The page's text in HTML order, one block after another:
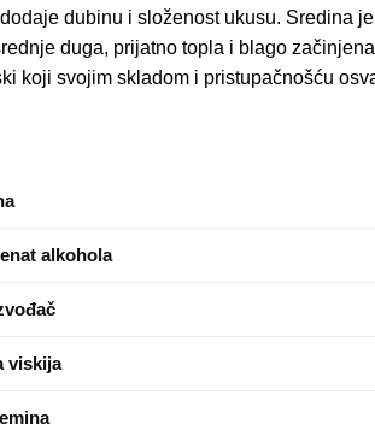
dubinu i složenost ukusu. Sredina
duga, prijatno topla i blago
koji svojim skladom i pristupačnošću
alkohola
viskija